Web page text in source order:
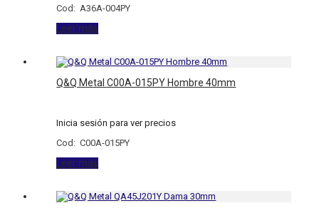
Cod: A36A-004PY
Leer más
Q&Q Metal C00A-015PY Hombre 40mm
Inicia sesión para ver precios
Cod: C00A-015PY
Leer más